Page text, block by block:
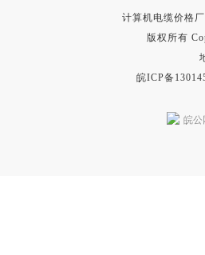
计算机电缆价格
版权所有
皖ICP备
皖公